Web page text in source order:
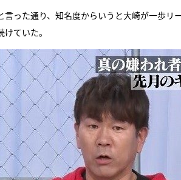
った通り、知名度からいうと大崎が一歩リ
ていた。